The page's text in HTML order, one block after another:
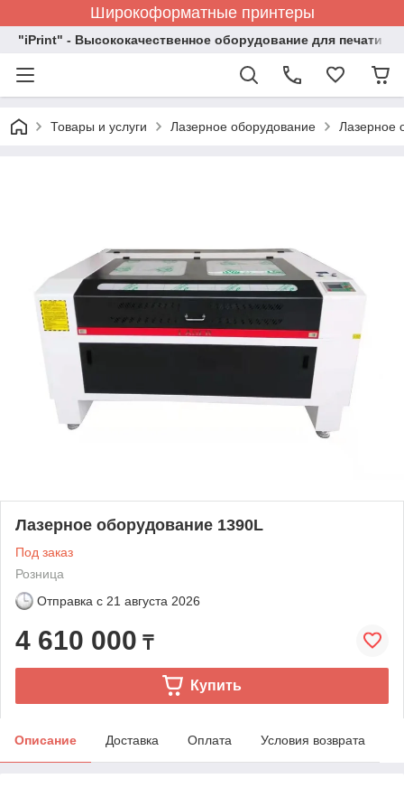
Широкоформатные принтеры
"iPrint" - Высококачественное оборудование для печати
Товары и услуги Лазерное оборудование Лазерное
Лазерное оборудование 1390L
Под заказ
Розница
Отправка с 21 августа 2026
4 610 000 ₸
Купить
Описание Доставка Оплата Условия возврата